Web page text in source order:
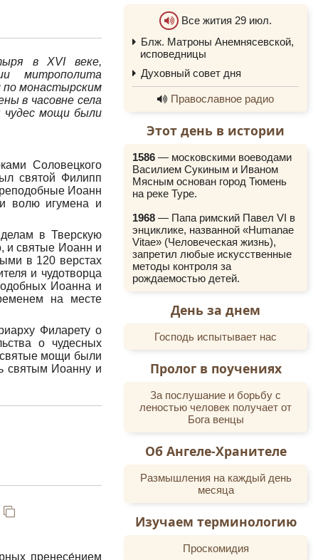
в XVI веке,
митрополита
по монастырским
в часовне села
чудес мощи были
Соловецкого
святой Филипп
Иоанн
волю игумена и
в Тверскую
и святые Иоанн и
в 120 верстах
и чудотворца
Иоанна и
на месте
Филарету о
о чудесных
мощи были
святым Иоанну и
пренесе́нием
Все жития 29 июл.
Блж. Матроны Анемнясевской,
исповедницы
0:00
Духовный совет дня
0:00
Православное радио
Этот день в истории
1586 — московскими воеводами
Василием Сукиным и Иваном
Мясным основан город Тюмень
на реке Туре.
1968 — Папа римский Павел VI в
энциклике, названной «Humanae
Vitae» (Человеческая жизнь),
запретил любые искусственные
методы контроля за
рождаемостью детей.
День за днем
Господь испытывает нас
Пролог в поучениях
За послушание и борьбу с
леностью человек получает от
Бога венцы
Об Ангеле-Хранителе
Размышления на каждый день
месяца
Изучаем терминологию
Проскомидия